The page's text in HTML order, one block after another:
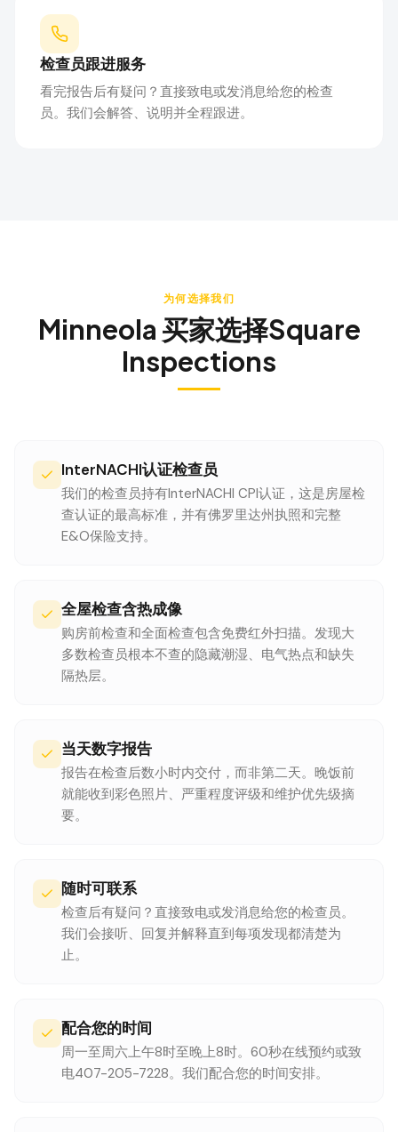
检查员跟进服务
看完报告后有疑问？直接致电或发消息给您的检查
员。我们会解答、说明并全程跟进。
为何选择我们
Minneola 买家选择Square
Inspections
InterNACHI认证检查员
我们的检查员持有InterNACHI CPI认证，这是房屋检
查认证的最高标准，并有佛罗里达州执照和完整
E&O保险支持。
全屋检查含热成像
购房前检查和全面检查包含免费红外扫描。发现大
多数检查员根本不查的隐藏潮湿、电气热点和缺失
隔热层。
当天数字报告
报告在检查后数小时内交付，而非第二天。晚饭前
就能收到彩色照片、严重程度评级和维护优先级摘
要。
随时可联系
检查后有疑问？直接致电或发消息给您的检查员。
我们会接听、回复并解释直到每项发现都清楚为
止。
配合您的时间
周一至周六上午8时至晚上8时。60秒在线预约或致
电407-205-7228。我们配合您的时间安排。